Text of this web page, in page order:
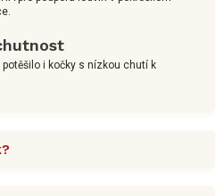
potěšilo i kočky s nízkou chutí k